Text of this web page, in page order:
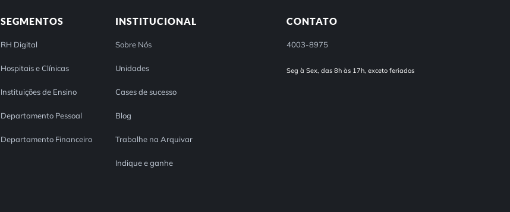
SEGMENTOS
RH Digital
Hospitais e Clínicas
Instituições de Ensino
Departamento Pessoal
Departamento Financeiro
INSTITUCIONAL
Sobre Nós
Unidades
Cases de sucesso
Blog
Trabalhe na Arquivar
Indique e ganhe
CONTATO
4003-8975
Seg à Sex, das 8h às 17h, exceto feriados